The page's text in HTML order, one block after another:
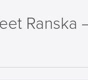
Ranska